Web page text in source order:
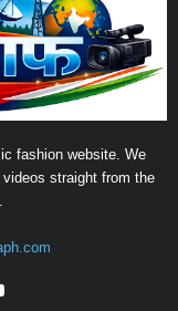
fashion website. We
straight from the